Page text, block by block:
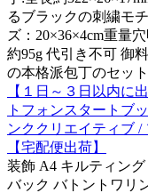
るブラックの刺繍モ
ズ：20×36×4cm重量
約95g 代引き不可 御
の本格派包丁のセット
【１日～３日以内に
トフォンスタートブ
ンククリエイティブ
【宅配便出荷】
装飾 A4 キルティン
バック バトントワリ